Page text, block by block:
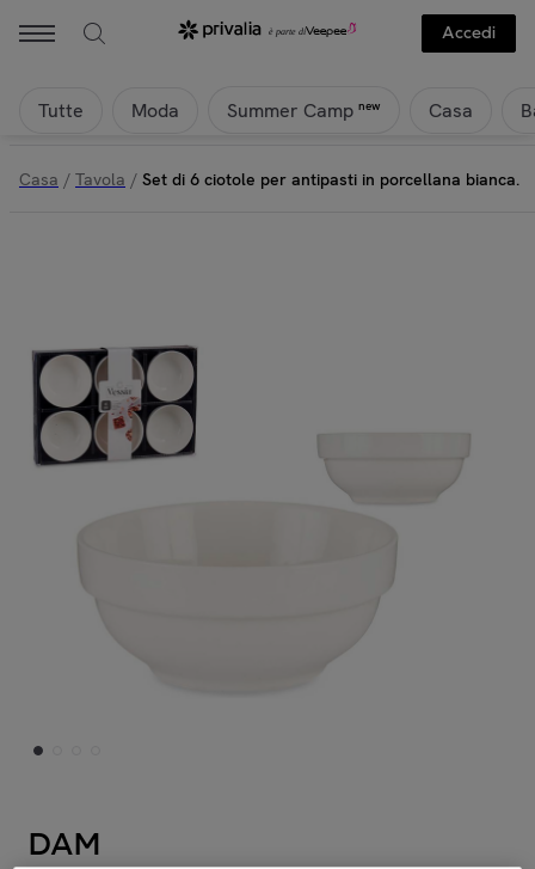
Accedi
Tutte Moda Summer Camp new Casa
Casa / Tavola / Set di 6 ciotole per antipasti in porcellana bianca.
DAM